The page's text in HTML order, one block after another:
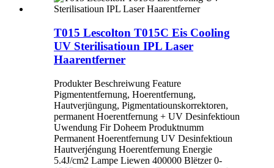
T015 Lescolton T015C Eis Cooling
UV Sterilisatioun IPL Laser
Haarentferner
Produkter Beschreiwung Feature
Pigmententfernung, Hoerentfernung,
Hautverjüngung, Pigmentatiounskorrektoren,
permanent Hoerentfernung + UV Desinfektioun
Uwendung Fir Doheem Produktnumm
Permanent Hoerentfernung UV Desinfektioun
Hautverjéngung Hoerentfernung Energie
5.4J/cm2 Lampe Liewen 400000 Blëtzer 0-